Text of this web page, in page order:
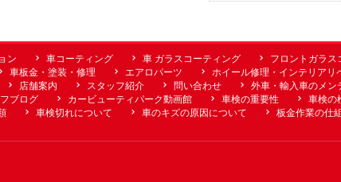
ン 車コーティング 車 ガラスコーティング
フロントガラス
車板金・塗装・修理 エアロパーツ
ホイール修理・インテリアリ
店舗案内 スタッフ紹介 問い合わせ
外車・輸入車のメン
ブログ カービューティパーク動画館 車検の重要性
車検の
車検切れについて 車のキズの原因について
板金作業の仕